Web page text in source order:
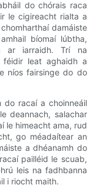
do chórais raca
le cigireacht rialta a
damáiste
bíomaí lúbtha,
ar iarraidh. Trí na
leat aghaidh a
níos fairsinge do do
do racaí a choinneáil
deannach, salachar
le himeacht ama, rud
go méadaítear an
a dhéanamh do
pailléid le scuab,
leis na fadhbanna
i riocht maith.